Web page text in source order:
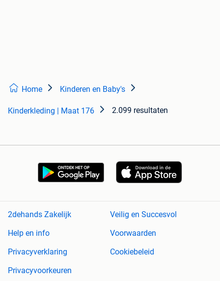
Home Kinderen en Baby's
Kinderkleding | Maat 176 2.099 resultaten
2dehands Zakelijk
Veilig en Succesvol
Help en info
Voorwaarden
Privacyverklaring
Cookiebeleid
Privacyvoorkeuren